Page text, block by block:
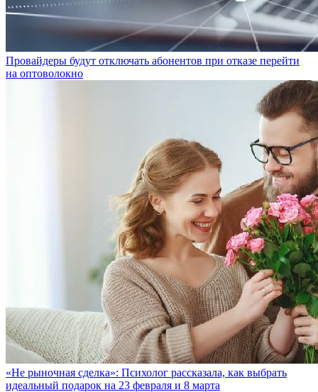
Провайдеры будут отключать абонентов при отказе перейти
на оптоволокно
«Не рыночная сделка»: Психолог рассказала, как выбрать
идеальный подарок на 23 февраля и 8 марта